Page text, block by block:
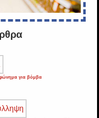
για βόμβα